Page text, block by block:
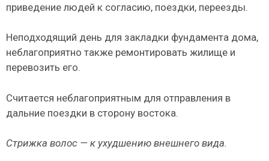
при­ведение людей к согласию, поездки, переезды.
Неподходящий день для закладки фундамента дома,
неблагоприят­но также ремонтировать жилище и
перевозить его.
Считается неблагоприятным для отправления в
дальние поездки в сторону востока.
Стрижка волос — к ухудшению внешнего вида.